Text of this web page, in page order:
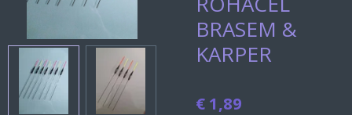
BRASEM &
KARPER
€ 1,89